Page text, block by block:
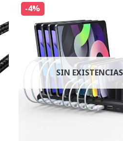
-4%
SIN EXISTENCIAS